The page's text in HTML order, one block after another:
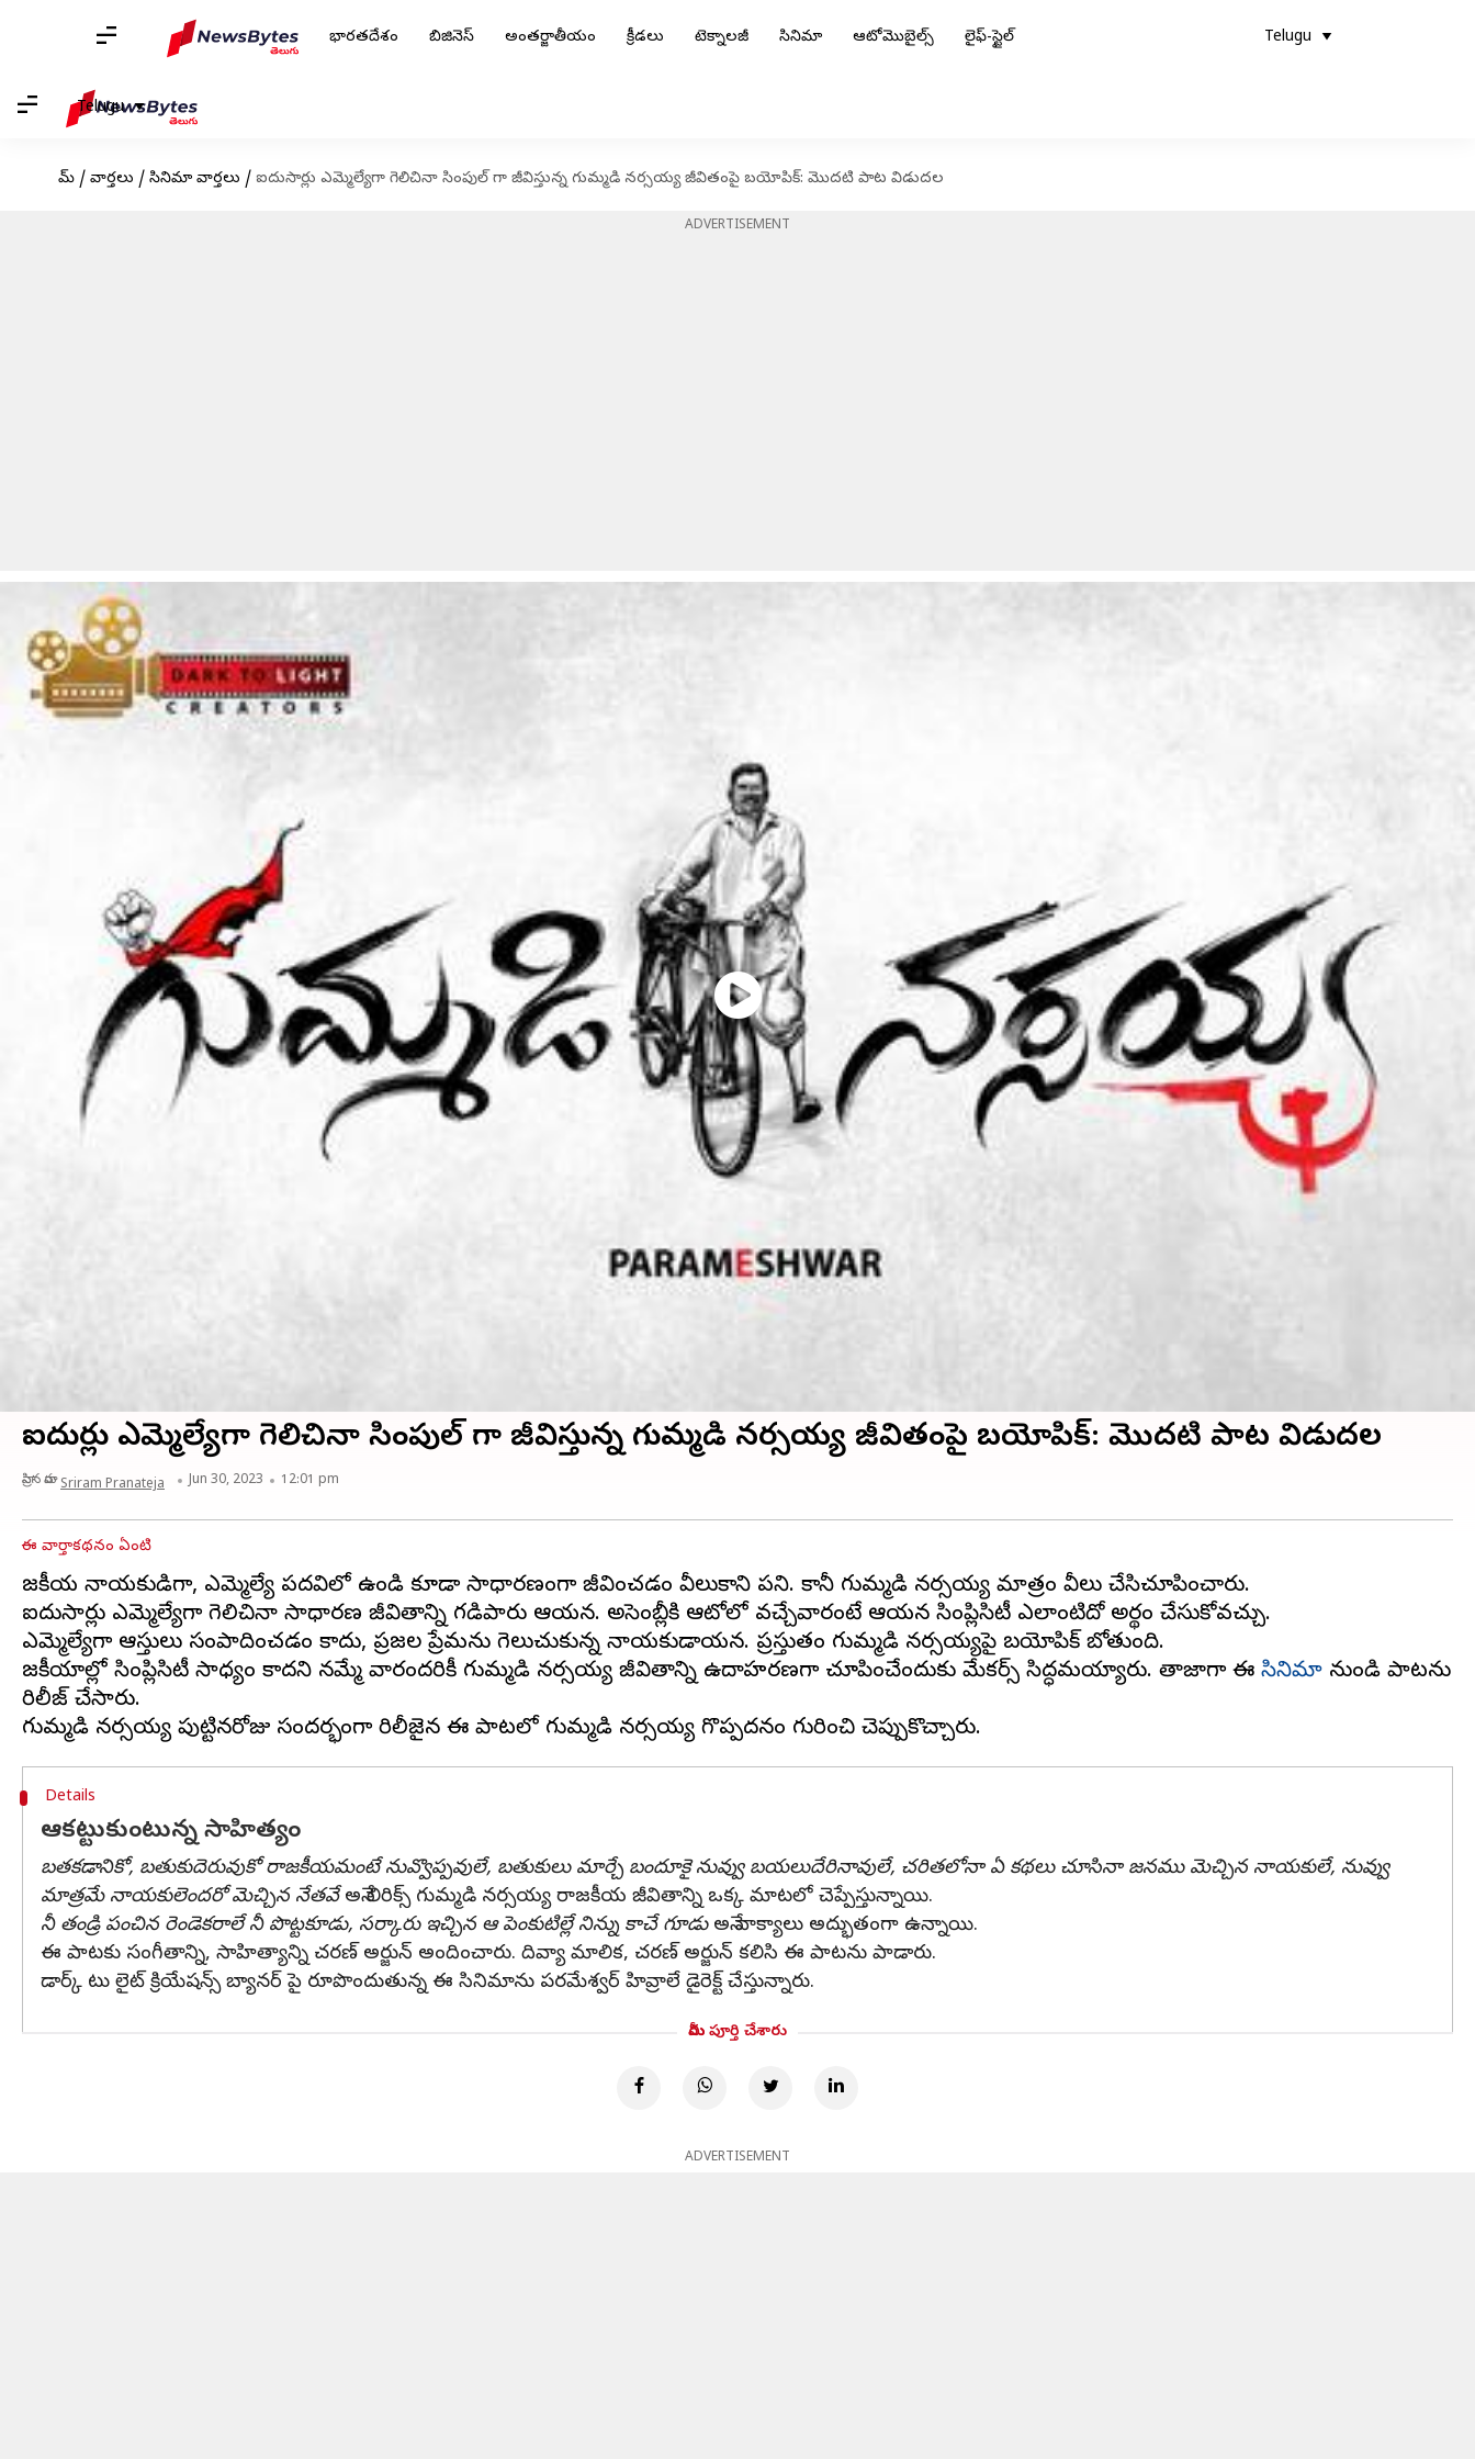
భారతదేశం బిజినెస్ అంతర్జాతీయం క్రీడలు టెక్నాలజీ సినిమా ఆటోమొబైల్స్ లైఫ్-స్టైల్ Telugu
Telugu
హోమ్ / వార్తలు / సినిమా వార్తలు / ఐదుసార్లు ఎమ్మెల్యేగా గెలిచినా సింపుల్ గా జీవిస్తున్న గుమ్మడి నర్సయ్య జీవితంపై బయోపిక్: మొదటి పాట విడుదల
ADVERTISEMENT
ఐదుసార్లు ఎమ్మెల్యేగా గెలిచినా సింపుల్ గా జీవిస్తున్న గుమ్మడి నర్సయ్య జీవితంపై బయోపిక్: మొదటి పాట విడుదల
వ్రాసిన వారు Sriram Pranateja Jun 30, 2023 12:01 pm
ఈ వార్తాకథనం ఏంటి
రాజకీయ నాయకుడిగా, ఎమ్మెల్యే పదవిలో ఉండి కూడా సాధారణంగా జీవించడం వీలుకాని పని. కానీ గుమ్మడి నర్సయ్య మాత్రం వీలు చేసిచూపించారు.
ఐదుసార్లు ఎమ్మెల్యేగా గెలిచినా సాధారణ జీవితాన్ని గడిపారు ఆయన. అసెంబ్లీకి ఆటోలో వచ్చేవారంటే ఆయన సింప్లిసిటీ ఎలాంటిదో అర్థం చేసుకోవచ్చు.
ఎమ్మెల్యేగా ఆస్తులు సంపాదించడం కాదు, ప్రజల ప్రేమను గెలుచుకున్న నాయకుడాయన. ప్రస్తుతం గుమ్మడి నర్సయ్యపై బయోపిక్ రాబోతుంది.
రాజకీయాల్లో సింప్లిసిటీ సాధ్యం కాదని నమ్మే వారందరికీ గుమ్మడి నర్సయ్య జీవితాన్ని ఉదాహరణగా చూపించేందుకు మేకర్స్ సిద్ధమయ్యారు. తాజాగా ఈ సినిమా నుండి పాటను
రిలీజ్ చేసారు.
Details
ఆకట్టుకుంటున్న సాహిత్యం
బతకడానికో, బతుకుదెరువుకో రాజకీయమంటే నువ్వొప్పవులే, బతుకులు మార్చే బందూకై నువ్వు బయలుదేరినావులే, చరితలోనా ఏ కథలు చూసినా జనము మెచ్చిన నాయకులే, నువ్వు
మాత్రమే నాయకులెందరో మెచ్చిన నేతవేఅనే లిరిక్స్ గుమ్మడి నర్సయ్య రాజకీయ జీవితాన్ని ఒక్క మాటలో చెప్పేస్తున్నాయి.
నీ తండ్రి పంచిన రెండెకరాలే నీ పొట్టకూడు, సర్కారు ఇచ్చిన ఆ పెంకుటిల్లే నిన్ను కాచే గూడుఅనే వాక్యాలు అద్భుతంగా ఉన్నాయి.
ఈ పాటకు సంగీతాన్ని, సాహిత్యాన్ని చరణ్ అర్జున్ అందించారు. దివ్యా మాలిక, చరణ్ అర్జున్ కలిసి ఈ పాటను పాడారు.
డార్క్ టు లైట్ క్రియేషన్స్ బ్యానర్ పై రూపొందుతున్న ఈ సినిమాను పరమేశ్వర్ హివ్రాలే డైరెక్ట్ చేస్తున్నారు.
మీరు పూర్తి చేశారు
ADVERTISEMENT